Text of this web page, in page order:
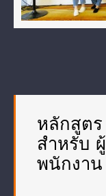
หลักสูต
สำหรับ
พนักงาน